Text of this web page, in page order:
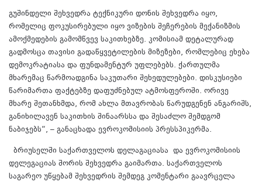
გუშინდელი შეხვედრა ტექნიკური დონის შეხვედრა იყო,
რომელიც ფოკუსირებული იყო ვიზების შეჩერების მექანიზმის
ამოქმედების გამომწვევ საკითხებზე. კომისიამ დეტალურად
გადმოსცა თავისი გადაწყვეტილების მიზეზები, რომლებიც ეხება
დემოკრატიასა და ფუნდამენტურ უფლებებს. ქართულმა
მხარემაც წარმოადგინა საკუთარი შეხედულებები. დისკუსიები
წარიმართა ფაქტებზე დაფუძნებულ ატმოსფეროში. ორივე
მხარე შეთანხმდა, რომ ახლა მთავრობას წარუდგენენ ანგარიშს,
განიხილავენ საკითხის შინაარსსა და შესაძლო შემდგომ
ნაბიჯებს“, – განაცხადა ევროკომისიის პრესსპიკერმა.
ბრიუსელში საქართველოს დელაგაციასა და ევროკომისიის
დელეგაციას შორის შეხვედრა გაიმართა. საქართველოს
საგარეო უწყებამ შეხვედრის შემდეგ კომენტარი გაავრცელა